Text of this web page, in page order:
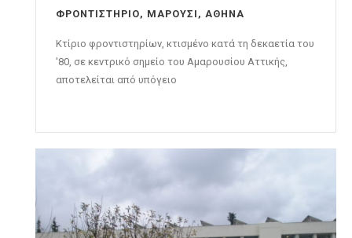
ΦΡΟΝΤΙΣΤΉΡΙΟ, ΜΑΡΟΎΣΙ, ΑΘΉΝΑ
Κτίριο φροντιστηρίων, κτισμένο κατά τη δεκαετία του
'80, σε κεντρικό σημείο του Αμαρουσίου Αττικής,
αποτελείται από υπόγειο